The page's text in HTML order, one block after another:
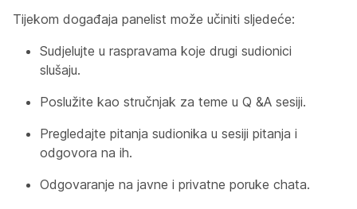
Tijekom događaja panelist može učiniti sljedeće:
Sudjelujte u raspravama koje drugi sudionici
slušaju.
Poslužite kao stručnjak za teme u Q &A sesiji.
Pregledajte pitanja sudionika u sesiji pitanja i
odgovora na ih.
Odgovaranje na javne i privatne poruke chata.